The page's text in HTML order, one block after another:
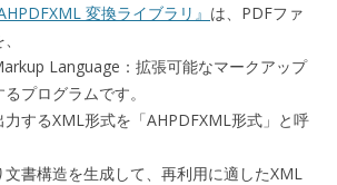
変換ライブラリ』 は、PDFファ
Language：拡張可能なマークアップ
プログラムです。
力するXML形式を「AHPDFXML形式」と呼
書構造を生成して、再利用に適したXML